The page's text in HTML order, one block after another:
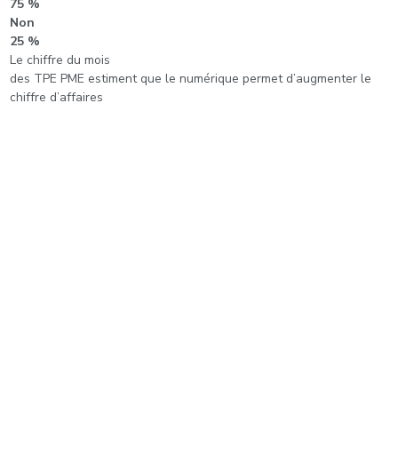
75 %
Non
25 %
Le chiffre du mois
des TPE PME estiment que le numérique permet d’augmenter le
chiffre d’affaires